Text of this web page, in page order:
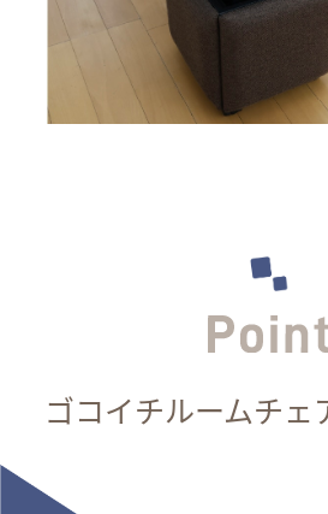
ゴコイチルームチェ